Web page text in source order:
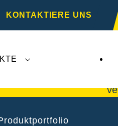
KONTAKTIERE UNS